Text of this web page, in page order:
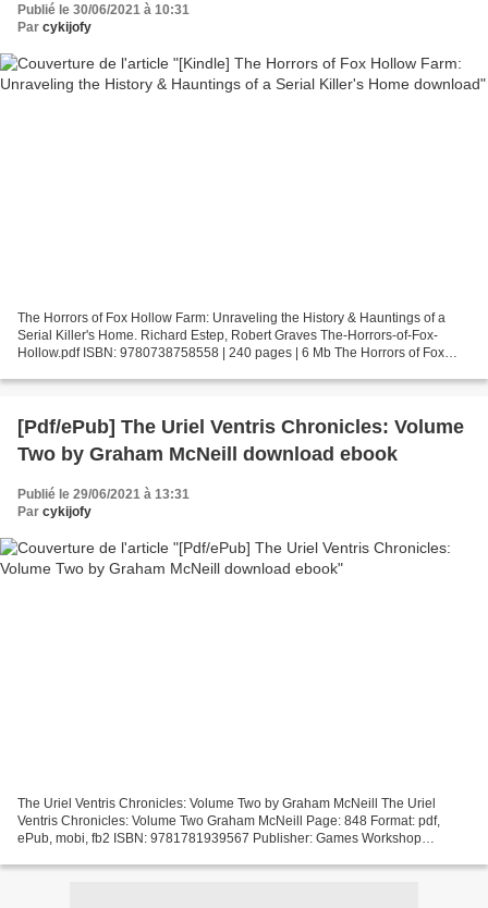
Publié le 30/06/2021 à 10:31
Par cykijofy
The Horrors of Fox Hollow Farm: Unraveling the History & Hauntings of a
Serial Killer's Home. Richard Estep, Robert Graves The-Horrors-of-Fox-
Hollow.pdf ISBN: 9780738758558 | 240 pages | 6 Mb The Horrors of Fox
[Pdf/ePub] The Uriel Ventris Chronicles: Volume
Two by Graham McNeill download ebook
Publié le 29/06/2021 à 13:31
Par cykijofy
The Uriel Ventris Chronicles: Volume Two by Graham McNeill The Uriel
Ventris Chronicles: Volume Two Graham McNeill Page: 848 Format: pdf,
ePub, mobi, fb2 ISBN: 9781781939567 Publisher: Games Workshop